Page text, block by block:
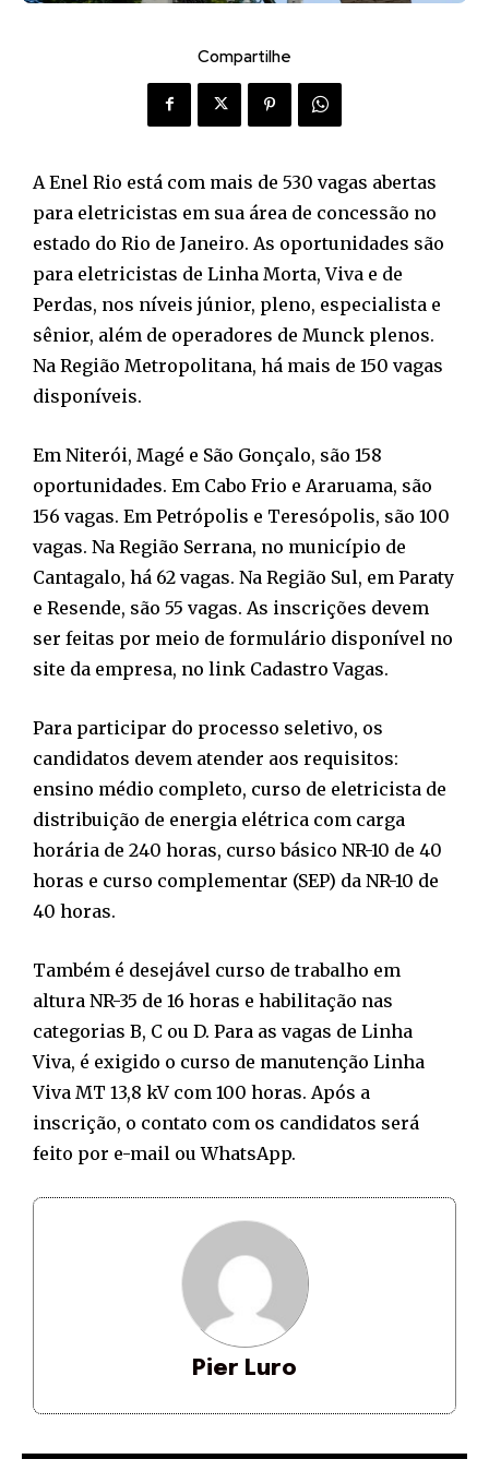
Compartilhe
A Enel Rio está com mais de 530 vagas abertas
para eletricistas em sua área de concessão no
estado do Rio de Janeiro. As oportunidades são
para eletricistas de Linha Morta, Viva e de
Perdas, nos níveis júnior, pleno, especialista e
sênior, além de operadores de Munck plenos.
Na Região Metropolitana, há mais de 150 vagas
disponíveis.
Em Niterói, Magé e São Gonçalo, são 158
oportunidades. Em Cabo Frio e Araruama, são
156 vagas. Em Petrópolis e Teresópolis, são 100
vagas. Na Região Serrana, no município de
Cantagalo, há 62 vagas. Na Região Sul, em Paraty
e Resende, são 55 vagas. As inscrições devem
ser feitas por meio de formulário disponível no
site da empresa, no link Cadastro Vagas.
Para participar do processo seletivo, os
candidatos devem atender aos requisitos:
ensino médio completo, curso de eletricista de
distribuição de energia elétrica com carga
horária de 240 horas, curso básico NR-10 de 40
horas e curso complementar (SEP) da NR-10 de
40 horas.
Também é desejável curso de trabalho em
altura NR-35 de 16 horas e habilitação nas
categorias B, C ou D. Para as vagas de Linha
Viva, é exigido o curso de manutenção Linha
Viva MT 13,8 kV com 100 horas. Após a
inscrição, o contato com os candidatos será
feito por e-mail ou WhatsApp.
Pier Luro